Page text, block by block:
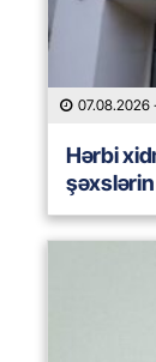
07.08.2026
Hərbi
şəxslərin